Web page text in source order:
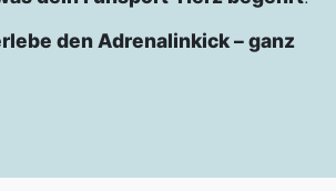
den Adrenalinkick – ganz